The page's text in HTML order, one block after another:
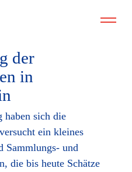
der
in
haben sich die
ein kleines
Sammlungs- und
die bis heute Schätze